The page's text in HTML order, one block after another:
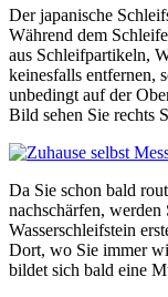
Der japanische
Während dem
aus Schleifpartikeln,
keinesfalls entfernen,
unbedingt auf der
Bild sehen Sie rechts
Da Sie schon bald
nachschärfen, werden
Wasserschleifstein
Dort, wo Sie immer
bildet sich bald eine